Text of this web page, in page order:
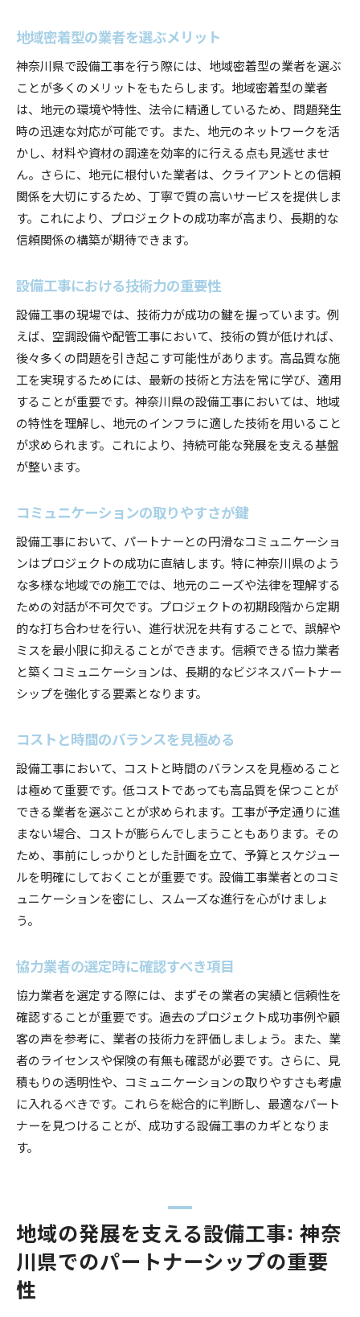
神奈川県における革新的な設備工事
品質管理の徹底が成功への鍵
持続可能な建築を支える技術
神奈川県の設備工事で効率性を追求するためのポイ
ント
効率的なプロジェクトマネジメントの手法
設備工事における時間管理の重要性
最新技術導入による効率化の事例
チームワークが効率向上のポイント
不測の事態に備えるリスク管理
設備工事の需要を支える神奈川県のインフラ整備の
実際
神奈川県のインフラ整備の現状と課題
インフラ整備がもたらす経済効果
設備工事需要を生む新しいプロジェクト
地域社会に貢献するインフラの役割
未来を見据えたインフラ計画
信頼のおける設備工事: 神奈川県での持続可能な発
信頼性のある設備工事業者の特徴
持続可能な発展を支える技術革新
エコフレンドリーな設備工事の実例
倫理的な施工の重要性と実践方法
地球環境に配慮した設備工事の取り組み
地域社会と共に成長する設備工事
神奈川県での設備工事協力: 未来を築くための具体
設備工事協力における新しいアプローチ
実践的な協力の事例とその成果
共通の目標に向けた協力体制の構築
地域特性に合った設備工事の計画
技術交流が促進する新しい可能性
未来志向の設備工事プロジェクト
あなたのビジネスを次のレベルへ: 神奈川県での効
競争力を高めるための協力体制
設備工事を通じたブランド力の向上
ビジネス成長を促すアライアンスの構築
協力を活かした新しい事業展開
地域社会とともに成長するビジネスモデル
地域密着型の業者を選ぶメリット
神奈川県で設備工事を行う際には、地域密着型の業者を選ぶ
ことが多くのメリットをもたらします。地域密着型の業者
は、地元の環境や特性、法令に精通しているため、問題発生
時の迅速な対応が可能です。また、地元のネットワークを活
かし、材料や資材の調達を効率的に行える点も見逃せませ
ん。さらに、地元に根付いた業者は、クライアントとの信頼
関係を大切にするため、丁寧で質の高いサービスを提供しま
す。これにより、プロジェクトの成功率が高まり、長期的な
信頼関係の構築が期待できます。
設備工事における技術力の重要性
設備工事の現場では、技術力が成功の鍵を握っています。例
えば、空調設備や配管工事において、技術の質が低ければ、
後々多くの問題を引き起こす可能性があります。高品質な施
工を実現するためには、最新の技術と方法を常に学び、適用
することが重要です。神奈川県の設備工事においては、地域
の特性を理解し、地元のインフラに適した技術を用いること
が求められます。これにより、持続可能な発展を支える基盤
が整います。
コミュニケーションの取りやすさが鍵
設備工事において、パートナーとの円滑なコミュニケーショ
ンはプロジェクトの成功に直結します。特に神奈川県のよう
な多様な地域での施工では、地元のニーズや法律を理解する
ための対話が不可欠です。プロジェクトの初期段階から定期
的な打ち合わせを行い、進行状況を共有することで、誤解や
ミスを最小限に抑えることができます。信頼できる協力業者
と築くコミュニケーションは、長期的なビジネスパートナー
シップを強化する要素となります。
コストと時間のバランスを見極める
設備工事において、コストと時間のバランスを見極めること
は極めて重要です。低コストであっても高品質を保つことが
できる業者を選ぶことが求められます。工事が予定通りに進
まない場合、コストが膨らんでしまうこともあります。その
ため、事前にしっかりとした計画を立て、予算とスケジュー
ルを明確にしておくことが重要です。設備工事業者とのコミ
ュニケーションを密にし、スムーズな進行を心がけましょ
う。
協力業者の選定時に確認すべき項目
協力業者を選定する際には、まずその業者の実績と信頼性を
確認することが重要です。過去のプロジェクト成功事例や顧
客の声を参考に、業者の技術力を評価しましょう。また、業
者のライセンスや保険の有無も確認が必要です。さらに、見
積もりの透明性や、コミュニケーションの取りやすさも考慮
に入れるべきです。これらを総合的に判断し、最適なパート
ナーを見つけることが、成功する設備工事のカギとなりま
す。
地域の発展を支える設備工事: 神奈
川県でのパートナーシップの重要
性